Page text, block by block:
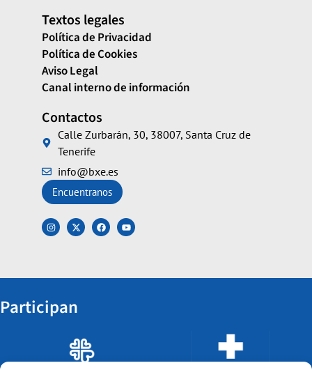
Textos legales
Política de Privacidad
Política de Cookies
Aviso Legal
Canal interno de información
Contactos
Calle Zurbarán, 30, 38007, Santa Cruz de
Tenerife
info@bxe.es
Encuentranos
Participan